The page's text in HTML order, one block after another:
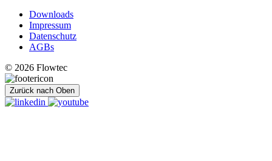
Downloads
Impressum
Datenschutz
AGBs
© 2026 Flowtec
Zurück nach Oben